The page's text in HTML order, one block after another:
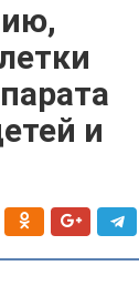
и